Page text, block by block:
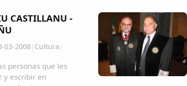
CASTILLANU -
03-2008| Cultura |
personas que les
y escribir en